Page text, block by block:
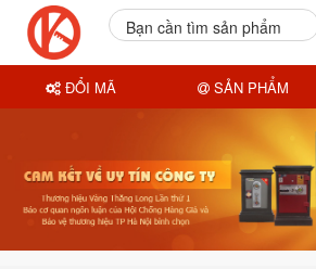
Bạn cần tìm sản phẩm
ĐỔI MÃ SẢN PHẨM